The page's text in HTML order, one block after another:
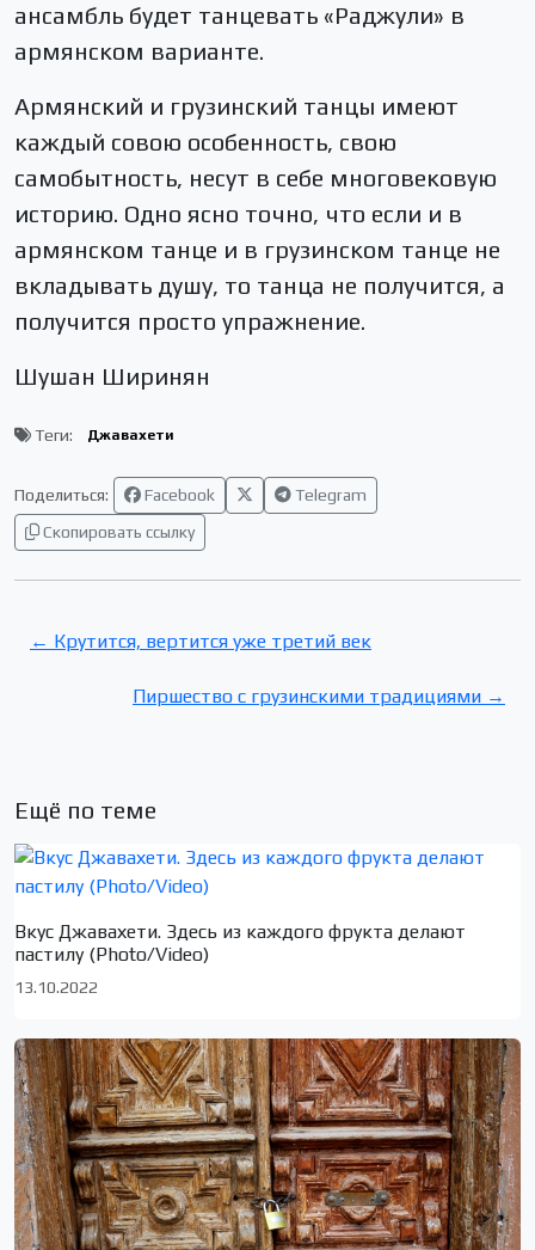
ансамбль будет танцевать «Раджули» в
армянском варианте.
Армянский и грузинский танцы имеют
каждый совою особенность, свою
самобытность, несут в себе многовековую
историю. Одно ясно точно, что если и в
армянском танце и в грузинском танце не
вкладывать душу, то танца не получится, а
получится просто упражнение.
Шушан Ширинян
Теги: Джавахети
Поделиться: Facebook
Telegram
Скопировать ссылку
← Крутится, вертится уже третий век
Пиршество с грузинскими традициями →
Ещё по теме
Вкус Джавахети. Здесь из каждого фрукта делают
пастилу (Photo/Video)
13.10.2022